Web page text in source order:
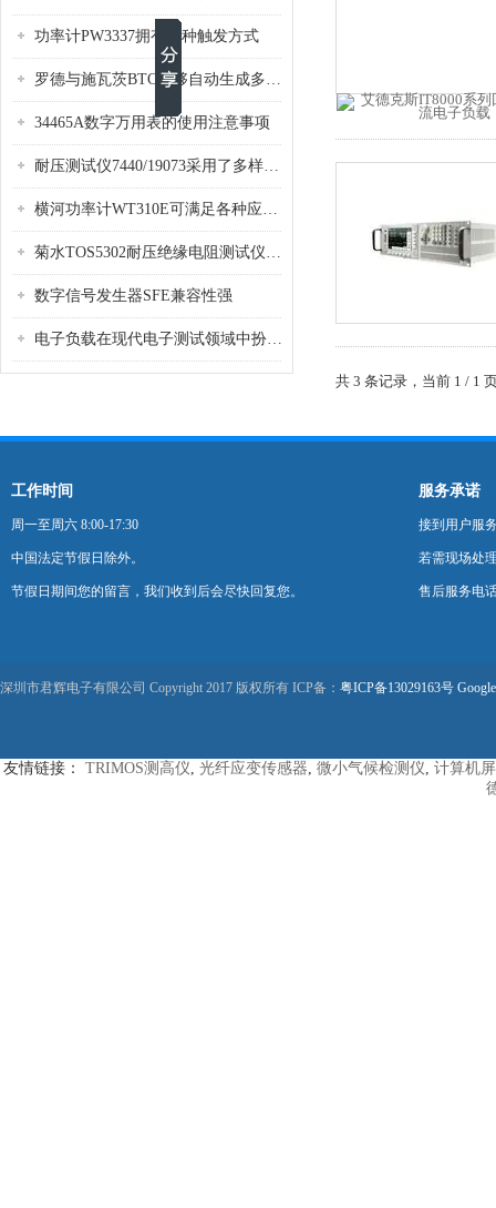
功率计PW3337拥有多种触发方式
罗德与施瓦茨BTC能够自动生成多种音视频信号
34465A数字万用表的使用注意事项
耐压测试仪7440/19073采用了多样化的功能设计
横河功率计WT310E可满足各种应用场景的需求
菊水TOS5302耐压绝缘电阻测试仪是种重要的电气安全检测设备
数字信号发生器SFE兼容性强
电子负载在现代电子测试领域中扮演着重要的角色
共 3 条记录，当前 1 / 1
工作时间
周一至周六 8:00-17:30
中国法定节假日除外。
节假日期间您的留言，我们收到后会尽快回复您。
服务承诺
接到用户服
若需现场处
售后服务电
深圳市君辉电子有限公司 Copyright 2017 版权所有 ICP备： 粤ICP备13029163号
友情链接： TRIMOS测高仪, 光纤应变传感器, 微小气候检测仪, 计算机